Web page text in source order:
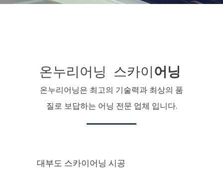
온누리어닝 스카이어닝
온누리어닝은 최고의 기술력과 최상의 품
질로 보답하는 어닝 전문 업체 입니다.
대부도 스카이어닝 시공